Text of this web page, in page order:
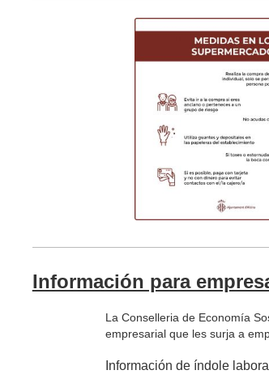
Información para
La Conselleria de Economía
empresarial que les surja a
Información de índole